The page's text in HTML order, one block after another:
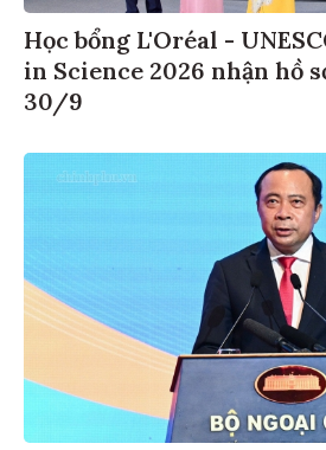
Học bổng L'Oréal -
in Science 2026 nhận hồ
30/9